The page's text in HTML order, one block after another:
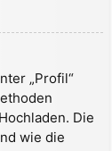
„Profil“
Die
wie die